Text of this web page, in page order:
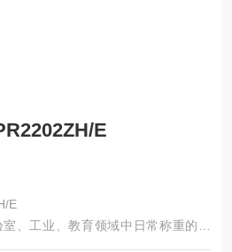
E
E
、工业、教育领域中日常称重的需
优异、价格实惠。RS232通讯端口、